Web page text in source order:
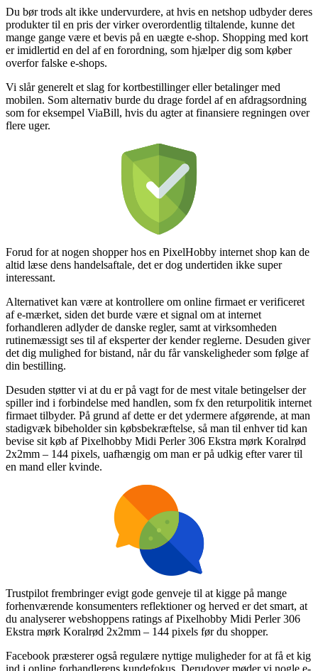
Du bør trods alt ikke undervurdere, at hvis en netshop udbyder deres
produkter til en pris der virker overordentlig tiltalende, kunne det
mange gange være et bevis på en uægte e-shop. Shopping med kort
er imidlertid en del af en forordning, som hjælper dig som køber
overfor falske e-shops.
Vi slår generelt et slag for kortbestillinger eller betalinger med
mobilen. Som alternativ burde du drage fordel af en afdragsordning
som for eksempel ViaBill, hvis du agter at finansiere regningen over
flere uger.
Forud for at nogen shopper hos en PixelHobby internet shop kan de
altid læse dens handelsaftale, det er dog undertiden ikke super
interessant.
Alternativet kan være at kontrollere om online firmaet er verificeret
af e-mærket, siden det burde være et signal om at internet
forhandleren adlyder de danske regler, samt at virksomheden
rutinemæssigt ses til af eksperter der kender reglerne. Desuden giver
det dig mulighed for bistand, når du får vanskeligheder som følge af
din bestilling.
Desuden støtter vi at du er på vagt for de mest vitale betingelser der
spiller ind i forbindelse med handlen, som fx den returpolitik internet
firmaet tilbyder. På grund af dette er det ydermere afgørende, at man
stadigvæk bibeholder sin købsbekræftelse, så man til enhver tid kan
bevise sit køb af Pixelhobby Midi Perler 306 Ekstra mørk Koralrød
2x2mm – 144 pixels, uafhængig om man er på udkig efter varer til
en mand eller kvinde.
Trustpilot frembringer evigt gode genveje til at kigge på mange
forhenværende konsumenters reflektioner og herved er det smart, at
du analyserer webshoppens ratings af Pixelhobby Midi Perler 306
Ekstra mørk Koralrød 2x2mm – 144 pixels før du shopper.
Facebook præsterer også regulære nyttige muligheder for at få et kig
ind i online forhandlerens kundefokus. Derudover møder vi nogle e-